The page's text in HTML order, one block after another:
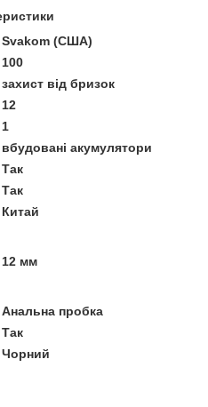
Svakom (США)
100
захист від бризок
12
1
вбудовані акумулятори
Так
Так
Китай
12 мм
Анальна пробка
Так
Чорний